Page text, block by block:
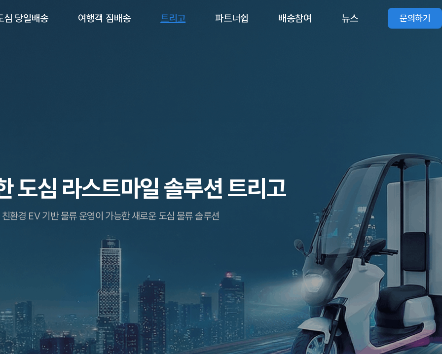
심 당일배송 여행객 짐배송 트리고 파트너쉽 배송참여 뉴스 문의하기
도심 라스트마일 솔루션 트리고
친환경 EV 기반 물류 운영이 가능한 새로운 도심 물류 솔루션